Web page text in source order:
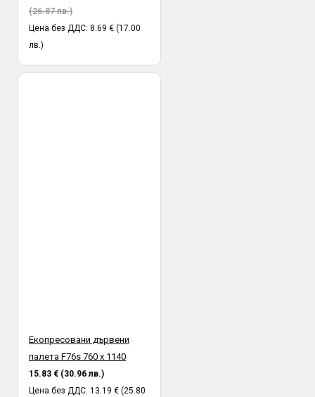
(26.87 лв.)
Цена без ДДС: 8.69 € (17.00
лв.)
Екопресовани дървени
палета F76s 760 х 1140
15.83 € (30.96 лв.)
Цена без ДДС: 13.19 € (25.80